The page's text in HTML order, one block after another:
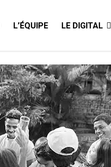
L’ÉQUIPE LE DIGITAL